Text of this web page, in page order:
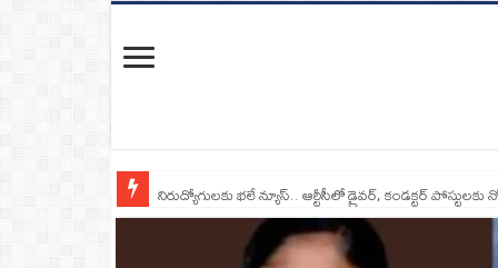
నిరుద్యోగులకు భలే న్యూస్.. ఆర్టీసీలో డ్రైవర్, కండక్టర్‌